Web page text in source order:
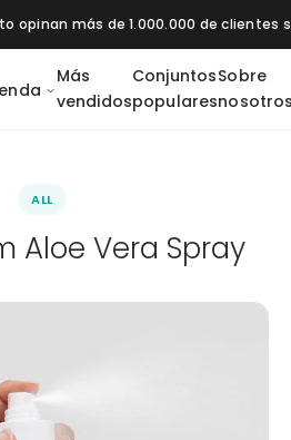
opinan más de 1.000.000 de
Más
vendidos
Conjuntos
populares
Sobre
ALL
Aloe Vera Spray